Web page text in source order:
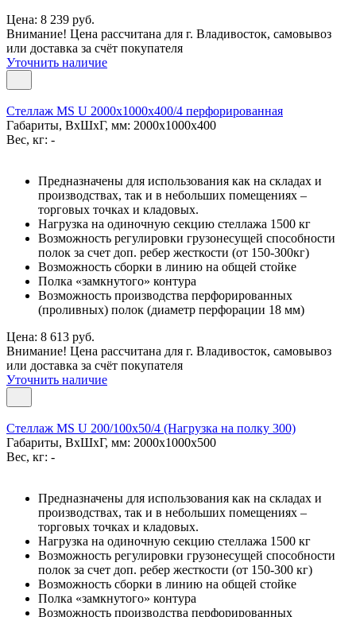
Цена: 8 239 руб.
Внимание! Цена рассчитана для г. Владивосток, самовывоз
или доставка за счёт покупателя
Уточнить наличие
Стеллаж MS U 2000x1000x400/4 перфорированная
Габариты, ВxШxГ, мм: 2000x1000x400
Вес, кг: -
Предназначены для использования как на складах и
производствах, так и в небольших помещениях –
торговых точках и кладовых.
Нагрузка на одиночную секцию стеллажа 1500 кг
Возможность регулировки грузонесущей способности
полок за счет доп. ребер жесткости (от 150-300кг)
Возможность сборки в линию на общей стойке
Полка «замкнутого» контура
Возможность производства перфорированных
(проливных) полок (диаметр перфорации 18 мм)
Цена: 8 613 руб.
Внимание! Цена рассчитана для г. Владивосток, самовывоз
или доставка за счёт покупателя
Уточнить наличие
Стеллаж MS U 200/100x50/4 (Нагрузка на полку 300)
Габариты, ВxШxГ, мм: 2000x1000x500
Вес, кг: -
Предназначены для использования как на складах и
производствах, так и в небольших помещениях –
торговых точках и кладовых.
Нагрузка на одиночную секцию стеллажа 1500 кг
Возможность регулировки грузонесущей способности
полок за счет доп. ребер жесткости (от 150-300 кг)
Возможность сборки в линию на общей стойке
Полка «замкнутого» контура
Возможность производства перфорированных